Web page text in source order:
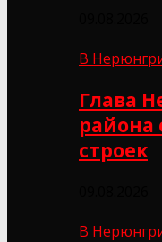
В
Глава
района
строек
В